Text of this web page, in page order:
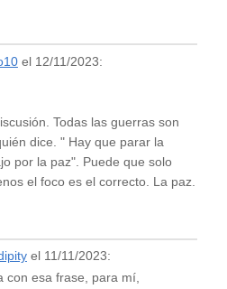
el 12/11/2023:
Todas las guerras son
dice. " Hay que parar la
por la paz". Puede que solo
el foco es el correcto. La paz.
el 11/11/2023:
con esa frase, para mí,